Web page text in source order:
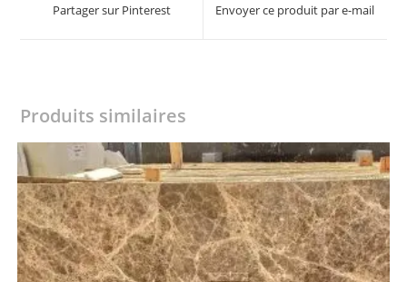
new
Partager sur Pinterest
new
Envoyer ce produit par e-mail
Produits similaires